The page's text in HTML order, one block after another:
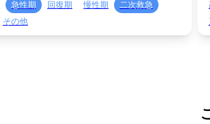
急性期 回復期 慢性期
二次救急
その他